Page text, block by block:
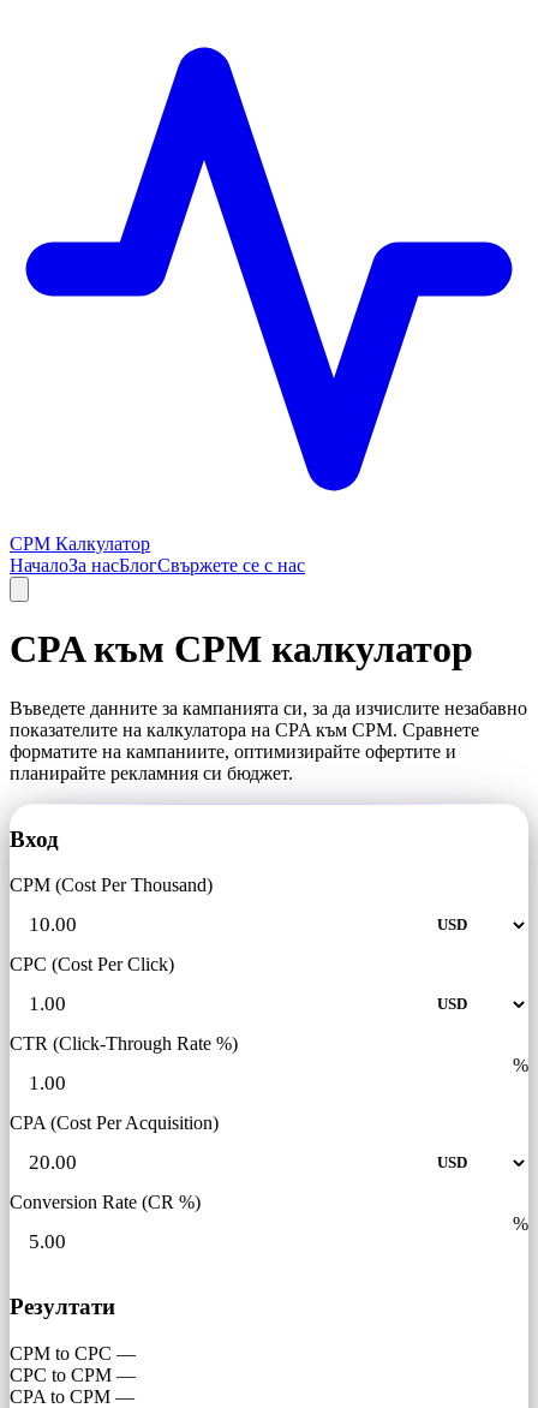
CPM Калкулатор
НачалоЗа насБлогСвържете се с нас
CPA към CPM калкулатор
Въведете данните за кампанията си, за да изчислите незабавно
показателите на калкулатора на CPA към CPM. Сравнете
форматите на кампаниите, оптимизирайте офертите и
планирайте рекламния си бюджет.
Вход
CPM (Cost Per Thousand)
CPC (Cost Per Click)
CTR (Click-Through Rate %)
%
CPA (Cost Per Acquisition)
Conversion Rate (CR %)
%
Резултати
CPM to CPC —
CPC to CPM —
CPA to CPM —